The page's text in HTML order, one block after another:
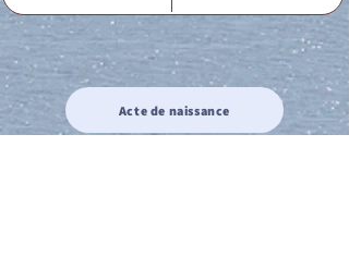
Acte de naissance